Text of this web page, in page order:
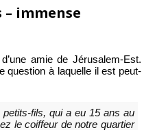
immense
amie de Jérusalem-Est.
question à laquelle il est peut-
fils, qui a eu 15 ans au
le coiffeur de notre quartier